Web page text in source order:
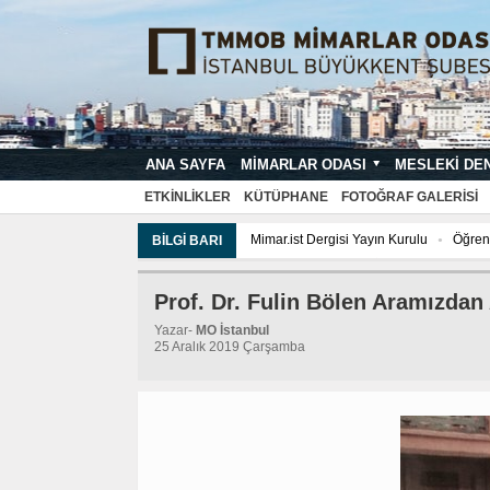
ANA SAYFA MIMARLAR ODASI MESLEKI
ETKINLIKLER KÜTÜPHANE FOTOĞRAF GALERISI
BILGI BARI Mimar.ist Dergisi Yayın Kurulu
Prof. Dr. Fulin Bölen Aramızdan
Yazar- MO İstanbul
25 Aralık 2019 Çarşamba